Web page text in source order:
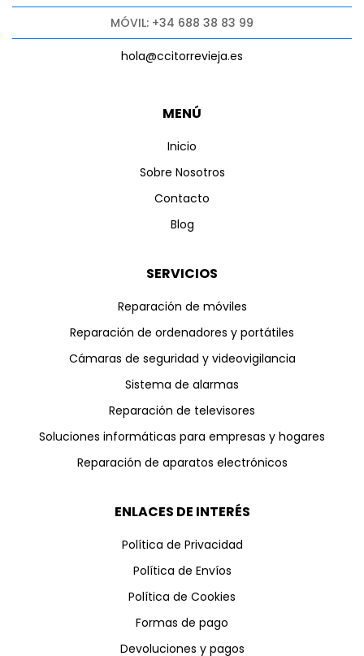
MENÚ
Inicio
Sobre Nosotros
Contacto
Blog
SERVICIOS
Reparación de móviles
Reparación de ordenadores y portátiles
Cámaras de seguridad y videovigilancia
Sistema de alarmas
Reparación de televisores
Soluciones informáticas para empresas y hogares
Reparación de aparatos electrónicos
ENLACES DE INTERÉS
Política de Privacidad
Política de Envíos
Política de Cookies
Formas de pago
Devoluciones y pagos
MÓVIL: +34 688 38 83 99
hola@ccitorrevieja.es